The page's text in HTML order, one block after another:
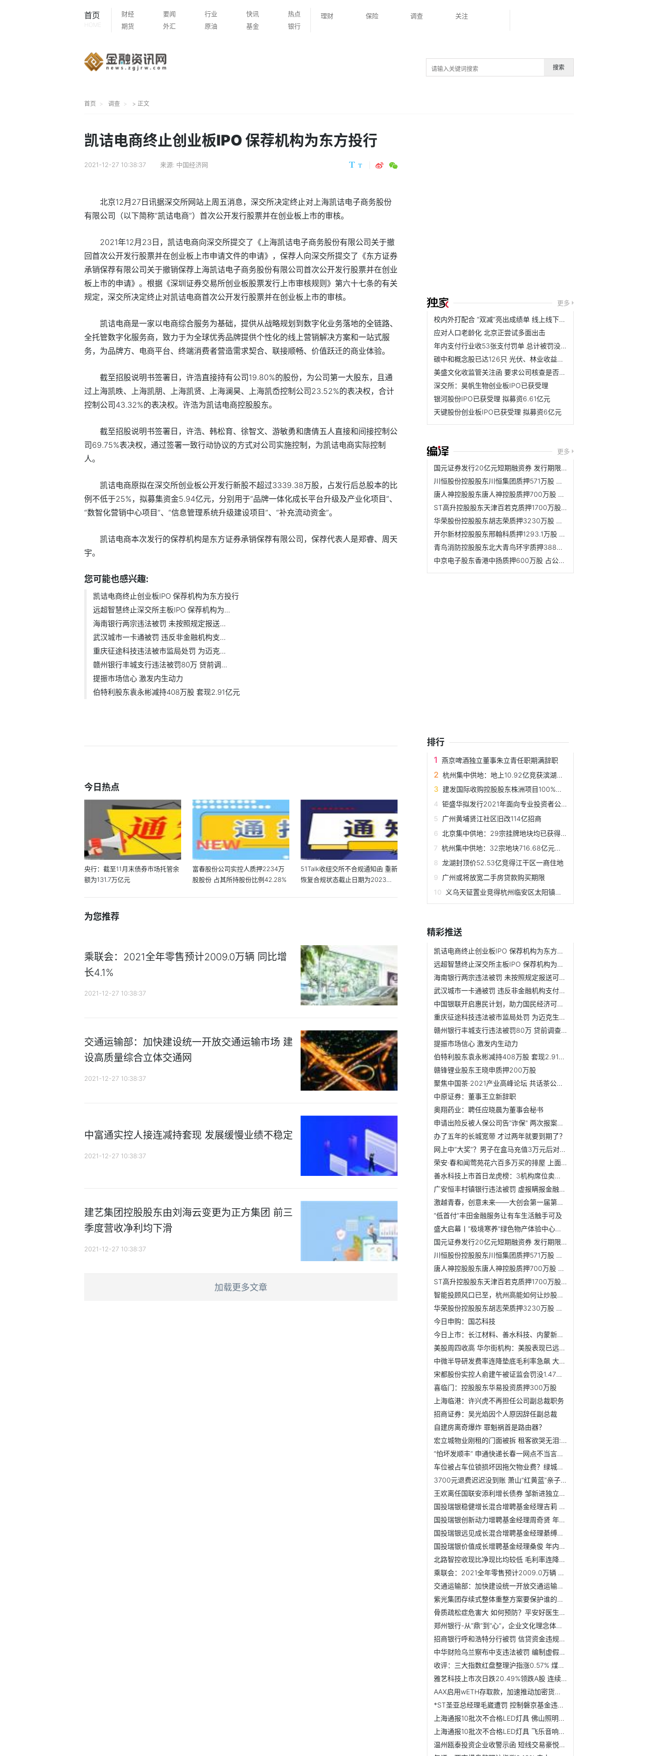
首页
HOME
财经 要闻 行业 快讯
热点
期货
外汇 原油 基金 银行
理财 保险 调查 关注
搜索
首页 调查 > 正文
凯诘电商终止创业板IPO 保荐机构为东方投行
2021-12-27 10:38:37 来源: 中国经济网
北京12月27日讯据深交所网站上周五消息，深交所决定终止对上海凯诘电子商务股份
有限公司（以下简称“凯诘电商”）首次公开发行股票并在创业板上市的审核。
2021年12月23日，凯诘电商向深交所提交了《上海凯诘电子商务股份有限公司关于撤
回首次公开发行股票并在创业板上市申请文件的申请》，保荐人向深交所提交了《东方证券
承销保荐有限公司关于撤销保荐上海凯诘电子商务股份有限公司首次公开发行股票并在创业
板上市的申请》。根据《深圳证券交易所创业板股票发行上市审核规则》第六十七条的有关
规定，深交所决定终止对凯诘电商首次公开发行股票并在创业板上市的审核。
凯诘电商是一家以电商综合服务为基础，提供从战略规划到数字化业务落地的全链路、
全托管数字化服务商，致力于为全球优秀品牌提供个性化的线上营销解决方案和一站式服
务，为品牌方、电商平台、终端消费者营造需求契合、联接顺畅、价值跃迁的商业体验。
截至招股说明书签署日，许浩直接持有公司19.80%的股份，为公司第一大股东，且通
过上海凯昳、上海凯朋、上海凯贤、上海澜昊、上海凯岙控制公司23.52%的表决权，合计
控制公司43.32%的表决权。许浩为凯诘电商控股股东。
截至招股说明书签署日，许浩、韩松育、徐智文、游敏勇和唐倩五人直接和间接控制公
司69.75%表决权，通过签署一致行动协议的方式对公司实施控制，为凯诘电商实际控制
人。
凯诘电商原拟在深交所创业板公开发行新股不超过3339.38万股，占发行后总股本的比
例不低于25%，拟募集资金5.94亿元，分别用于“品牌一体化成长平台升级及产业化项目”、
“数智化营销中心项目”、“信息管理系统升级建设项目”、“补充流动资金”。
凯诘电商本次发行的保荐机构是东方证券承销保荐有限公司，保荐代表人是郑睿、周天
宇。
您可能也感兴趣:
凯诘电商终止创业板IPO 保荐机构为东方投行
远超智慧终止深交所主板IPO 保荐机构为...
海南银行两宗违法被罚 未按照规定报送...
武汉城市一卡通被罚 违反非金融机构支...
重庆征途科技违法被市监局处罚 为迈克...
赣州银行丰城支行违法被罚80万 贷前调...
提振市场信心 激发内生动力
伯特利股东袁永彬减持408万股 套现2.91亿元
今日热点
央行：截至11月末债券市场托管余
额为131.7万亿元
富春股份公司实控人质押2234万
股股份 占其所持股份比例42.28%
51Talk收纽交所不合规通知函 重新
恢复合规状态截止日期为2023年6
为您推荐
乘联会：2021全年零售预计2009.0万辆 同比增
长4.1%
2021-12-27 10:38:37
交通运输部：加快建设统一开放交通运输市场 建
设高质量综合立体交通网
2021-12-27 10:38:37
中富通实控人接连减持套现 发展缓慢业绩不稳定
2021-12-27 10:38:37
建艺集团控股股东由刘海云变更为正方集团 前三
季度营收净利均下滑
2021-12-27 10:38:37
加载更多文章
更多
校内外打配合 “双减”亮出成绩单 线上线下机构压减超八成
应对人口老龄化 北京正尝试多面出击
年内支付行业收53张支付罚单 总计被罚没1.79亿元
碳中和概念股已达126只 光伏、林业收益可观
美盛文化收监管关注函 要求公司核查是否存在应披露而未披露...
深交所：昊帆生物创业板IPO已获受理
银河股份IPO已获受理 拟募资6.61亿元
天键股份创业板IPO已获受理 拟募资6亿元
更多
国元证券发行20亿元短期融资券 发行期限为175天
川恒股份控股股东川恒集团质押571万股 占公司总股本比例的1.17%
唐人神控股股东唐人神控股质押700万股 占公司总股本比例的0.58%
ST高升控股股东天津百若克质押1700万股 占公司总股本比例的1.62%
华荣股份控股股东胡志荣质押3230万股 占公司总股本比例的9.57%
开尔新材控股股东邢翰科质押1293.1万股 占公司总股本比例的2.53%
青鸟消防控股股东北大青鸟环宇质押388万股 占公司总股本比例的1.11%
中京电子股东香港中扬质押600万股 占公司总股本比例的0.99%
排行
燕京啤酒独立董事朱立青任职期满辞职
杭州集中供地：地上10.92亿竞获滨湖新区一宅地
建发国际收购控股股东株洲项目100%股权 耗资21.14亿元
钜盛华拟发行2021年面向专业投资者公开发行公司债券
广州黄埔贤江社区旧改114亿招商
北京集中供地：29宗挂牌地块均已获得报价
杭州集中供地：32宗地块716.68亿元收官
龙湖封顶价52.53亿竞得江干区一商住地
广州或将放宽二手房贷款购买期限
义乌天钲置业竞得杭州临安区太阳镇宅地
精彩推送
凯诘电商终止创业板IPO 保荐机构为东方投行
远超智慧终止深交所主板IPO 保荐机构为光大证券
海南银行两宗违法被罚 未按照规定报送可疑交易报告等
武汉城市一卡通被罚 违反非金融机构支付服务管理办法
中国银联开启惠民计划，助力国民经济可持续循环
重庆征途科技违法被市监局处罚 为迈克生物全资子公司
赣州银行丰城支行违法被罚80万 贷前调查不尽职等
提振市场信心 激发内生动力
伯特利股东袁永彬减持408万股 套现2.91亿元
赣锋锂业股东王晓申质押200万股
聚焦中国茶·2021产业高峰论坛 共话茶公共品牌发展之路
中原证券：董事王立新辞职
奥翔药业：聘任应晓晨为董事会秘书
申请出险反被人保公司告"诈保" 两次报案为何受损一样？
办了五年的长城宽带 才过两年就要到期了？
网上中“大奖”？男子在盒马充值3万元后对方失联
荣安·春和闻莺苑花六百多万买的排屋 上面下面都渗水
善水科技上市首日龙虎榜：3机构席位卖出1623.65万元
广安恒丰村镇银行违法被罚 虚报瞒报金融统计资料等
激越青春，创意未来——大创会第一届第一次会员大会顺利召开！
“低首付”丰田金融服务让有车生活触手可及
盛大启幕丨"极境寒养"绿色物产体验中心品购黑河味道"零距离
国元证券发行20亿元短期融资券 发行期限为175天
川恒股份控股股东川恒集团质押571万股 占公司总股本比例的1.17%
唐人神控股股东唐人神控股质押700万股 占公司总股本比例的0.58%
ST高升控股股东天津百若克质押1700万股 占公司总股本比例的1.62%
智能投顾风口已至，杭州高能如何让炒股更理智+智能
华荣股份控股股东胡志荣质押3230万股 占公司总股本比例的9.57%
今日申购：国芯科技
今日上市：长江材料、善水科技、内蒙新华、炬光科技
美股周四收高 华尔街机构：美股表现已远超企业盈利
中微半导研发费率连降垫底毛利率急飙 大客户为关联方
宋都股份实控人俞建午被证监会罚没1.47亿元
喜临门：控股股东华易投资质押300万股
上海临港：许兴虎不再担任公司副总裁职务
招商证券：吴光焰因个人原因辞任副总裁
自建房离奇爆炸 罪魁祸首是路由器？
宏立城物业刚租的门面被拆 租客欲哭无泪:我才营业半个月
“怕坏发顺丰” 申通快递长春一网点不当言论再上热搜
车位被占车位锁损坏因拖欠物业费？绿城物业:不知情建议报警
3700元退费迟迟没到账 萧山“红黄蓝”亲子园说有难处
王欢离任国联安添利增长债券 邹新进独立管理
国投瑞银稳健增长混合增聘基金经理吉莉 年内涨7%
国投瑞银创新动力增聘基金经理周奇贤 年内涨不足4%
国投瑞银远见成长混合增聘基金经理綦缚鹏 年内亏3%
国投瑞银价值成长增聘基金经理桑俊 年内涨2%
北路智控收现比净现比均较低 毛利率连降股东兼客户
乘联会：2021全年零售预计2009.0万辆 同比增长4.1%
交通运输部：加快建设统一开放交通运输市场 建设高质量综合...
紫光集团存续式整体重整方案要保护谁的利益？
骨质疏松症危害大 如何预防？平安好医生来解答
郑州银行-从“鼎”到“心”，企业文化理念体系重磅升级
招商银行呼和浩特分行被罚 信贷资金违规流入房地产
中华财险乌兰察布中支违法被罚 编制虚假材料
收评：三大指数红盘整理沪指涨0.57% 煤炭电力领涨
雅艺科技上市次日跌20.49%领跌A股 连续两日收阴线
AAX启用wETH存取款，加速推动加密货币的采用和普及
*ST圣亚总经理毛崴遭罚 控制磐京基金违法举牌及减持
上海通报10批次不合格LED灯具 佛山照明吸顶灯上榜
上海通报10批次不合格LED灯具 飞乐音响子公司上榜
温州瓯泰投资企业收警示函 短线交易豪悦护理